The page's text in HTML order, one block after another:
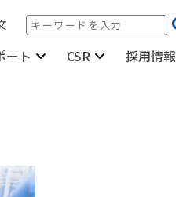
ート CSR 採用情報